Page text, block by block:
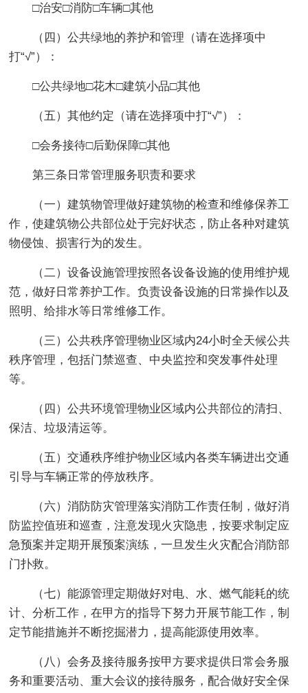
□治安□消防□车辆□其他
（四）公共绿地的养护和管理（请在选择项中
打“√”）：
□公共绿地□花木□建筑小品□其他
（五）其他约定（请在选择项中打“√”）：
□会务接待□后勤保障□其他
第三条日常管理服务职责和要求
（一）建筑物管理做好建筑物的检查和维修保养工
作，使建筑物公共部位处于完好状态，防止各种对建筑
物侵蚀、损害行为的发生。
（二）设备设施管理按照各设备设施的使用维护规
范，做好日常养护工作。负责设备设施的日常操作以及
照明、给排水等日常维修工作。
（三）公共秩序管理物业区域内24小时全天候公共
秩序管理，包括门禁巡查、中央监控和突发事件处理
等。
（四）公共环境管理物业区域内公共部位的清扫、
保洁、垃圾清运等。
（五）交通秩序维护物业区域内各类车辆进出交通
引导与车辆正常的停放秩序。
（六）消防防灾管理落实消防工作责任制，做好消
防监控值班和巡查，注意发现火灾隐患，按要求制定应
急预案并定期开展预案演练，一旦发生火灾配合消防部
门扑救。
（七）能源管理定期做好对电、水、燃气能耗的统
计、分析工作，在甲方的指导下努力开展节能工作，制
定节能措施并不断挖掘潜力，提高能源使用效率。
（八）会务及接待服务按甲方要求提供日常会务服
务和重要活动、重大会议的接待服务，配合做好安全保